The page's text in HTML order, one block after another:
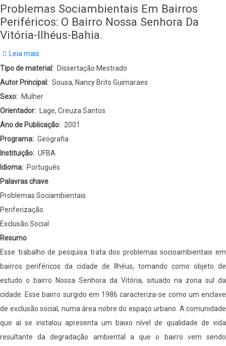
Problemas Sociambientais Em Bairros
Periféricos: O Bairro Nossa Senhora Da
Vitória-Ilhéus-Bahia.
Leia mais
Problemas
Sociambientais
Em
Bairros
Periféricos:
O
Bairro
Nossa
Senhora
Da
Vitória-
Ilhéus-
Tipo de material
Dissertação Mestrado
Autor Principal
Sousa, Nancy Brito Guimaraes
Sexo
Mulher
Orientador
Lage, Creuza Santos
Ano de Publicação
2001
Programa
Geografia
Instituição
UFBA
Idioma
Português
Palavras chave
Problemas Sociambientais
Periferização
Exclusão Social
Resumo
Esse trabalho de pesquisa trata dos problemas socioambientais em
bairros periféricos da cidade de Ilhéus, tomando como objeto de
estudo o bairro Nossa Senhora da Vitória, situado na zona sul da
cidade. Esse bairro surgido em 1986 caracteriza-se como um enclave
de exclusão social, numa área nobre do espaço urbano. A comunidade
que aí se instalou apresenta um baixo nível de qualidade de vida
resultante da degradação ambiental a que o bairro vem sendo